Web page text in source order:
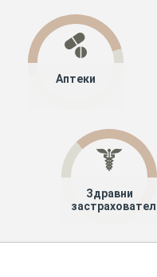
Аптеки
Здравни
застрахователи